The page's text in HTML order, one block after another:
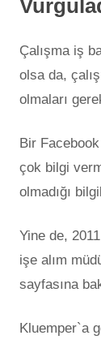
Çalışma iş
olsa da,
olmaları
Bir
çok bilgi
olmadığı
Yine de,
işe alım
sayfasına
Kluemper`a